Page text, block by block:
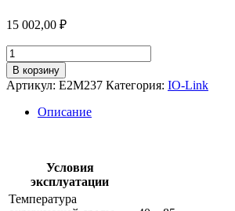
15 002,00 ₽
Количество
товара
Монтажный
набор
e2m237
В корзину
Артикул: E2M237 Категория: IO-Link
Описание
Условия
эксплуатации
Температура